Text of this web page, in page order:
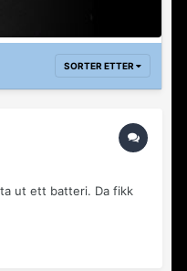
SORTER ETTER
ut ett batteri. Da fikk